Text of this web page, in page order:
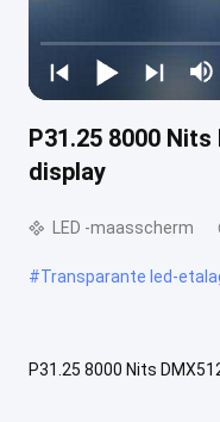
P31.25 8000
display
LED -maasscherm
#Transparante led-
P31.25 8000 Nits